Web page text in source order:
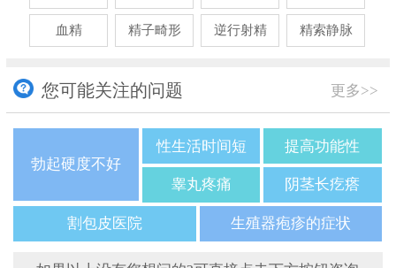
血精 精子畸形 逆行射精 精索静脉
您可能关注的问题 更多>>
勃起硬度不好
性生活时间短 提高功能性
睾丸疼痛 阴茎长疙瘩
割包皮医院 生殖器疱疹的症状